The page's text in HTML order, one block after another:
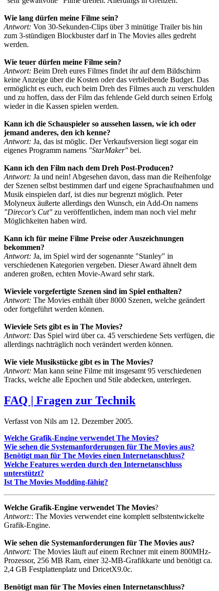
Wie lang dürfen meine Filme sein?
Antwort: Von 30-Sekunden-Clips über 3 minütige Trailer bis hin
zum 3-stündigen Blockbuster darf in The Movies alles gedreht
werden.
Wie teuer dürfen meine Filme sein?
Antwort: Beim Dreh eures Filmes findet ihr auf dem Bildschirm
keine Anzeige über die Kosten oder das verbleibende Budget. Das
ermöglicht es euch, euch beim Dreh des Filmes auch zu verschulden
und zu hoffen, dass der Film das fehlende Geld durch seinen Erfolg
wieder in die Kassen spielen werden.
Kann ich die Schauspieler so aussehen lassen, wie ich oder
jemand anderes, den ich kenne?
Antwort: Ja, das ist möglic. Der Verkaufsversion liegt sogar ein
eigenes Programm namens "StarMaker" bei.
Kann ich den Film nach dem Dreh Post-Producen?
Antwort: Ja und nein! Abgesehen davon, dass man die Reihenfolge
der Szenen selbst bestimmen darf und eigene Sprachaufnahmen und
Musik einspielen darf, ist dies nur begrenzt möglich. Peter
Molyneux äußerte allerdings den Wunsch, ein Add-On namens
"Direcor's Cut" zu veröffentlichen, indem man noch viel mehr
Möglichkeiten haben wird.
Kann ich für meine Filme Preise oder Auszeichnungen
bekommen?
Antwort: Ja, im Spiel wird der sogenannte "Stanley" in
verschiedenen Kategorien vergeben. Dieser Award ähnelt dem
anderen großen, echten Movie-Award sehr stark.
Wieviele vorgefertigte Szenen sind im Spiel enthalten?
Antwort: The Movies enthält über 8000 Szenen, welche geändert
oder fortgeführt werden können.
Wieviele Sets gibt es in The Movies?
Antwort: Das Spiel wird über ca. 45 verschiedene Sets verfügen, die
allerdings nachträglich noch verändert werden können.
Wie viele Musikstücke gibt es in The Movies?
Antwort: Man kann seine Filme mit insgesamt 95 verschiedenen
Tracks, welche alle Epochen und Stile abdecken, unterlegen.
FAQ | Fragen zur Technik
Verfasst von Nils am 12. Dezember 2005.
Welche Grafik-Engine verwendet The Movies?
Wie sehen die Systemanforderungen für The Movies aus?
Benötigt man für The Movies einen Internetanschluss?
Welche Features werden durch den Internetanschluss
unterstützt?
Ist The Movies Modding-fähig?
Welche Grafik-Engine verwendet The Movies?
Antwort:: The Movies verwendet eine komplett selbstentwickelte
Grafik-Engine.
Wie sehen die Systemanforderungen für The Movies aus?
Antwort: The Movies läuft auf einem Rechner mit einem 800MHz-
Prozessor, 256 MB Ram, einer 32-MB-Grafikkarte und benötigt ca.
2,4 GB Festplattenplatz und DricetX9.0c.
Benötigt man für The Movies einen Internetanschluss?